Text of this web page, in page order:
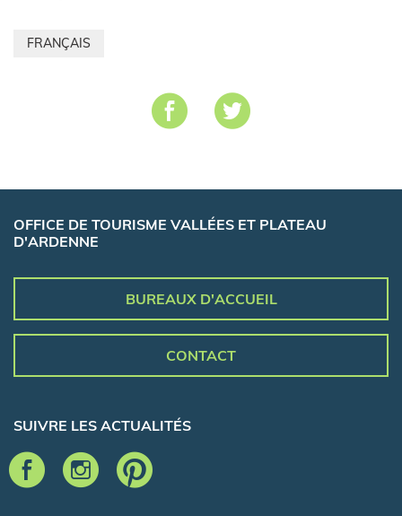
FRANÇAIS
OFFICE DE TOURISME VALLÉES ET PLATEAU
D'ARDENNE
BUREAUX D'ACCUEIL
CONTACT
SUIVRE LES ACTUALITÉS